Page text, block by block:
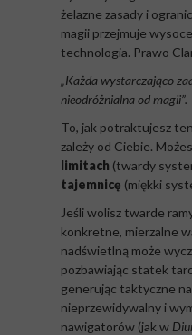
żelazne zasady i
magii przejmuje
technologia. Prawo
„Każda wystarczająco
nieodróżnialna od magii”.
To, jak potraktujesz
zależy od Ciebie.
limitach (twardy
tajemnicę (miękki
Jeśli wolisz twarde
konkretne, mierzalne
nadświetlną może
pozbawiając statek
generując taktyczne
nieprzewidywalny i
nawigatorów (jak w